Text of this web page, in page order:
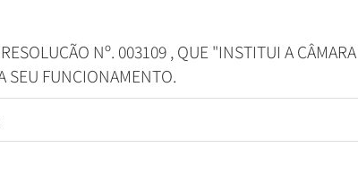
Nº. 003109 , QUE "INSTITUI A
SEU FUNCIONAMENTO.